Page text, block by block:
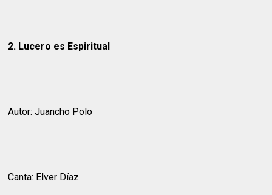
2. Lucero es Espiritual
Autor: Juancho Polo
Canta: Elver Díaz